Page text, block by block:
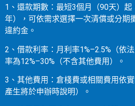
1、還款期數：最短3個月（90天）起
年），可依需求選擇一次清償或分期
違約金。
2、借款利率：月利率1%–2.5%（依
率為12%–30%（不含其他費用）。
3、其他費用：倉棧費或相關費用依
產生將於申辦時說明）。